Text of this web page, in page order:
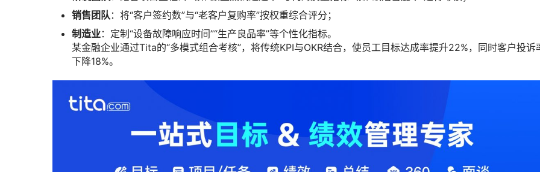
销售团队：将“客户签约数”与“老客户复购率”按权重综合评分；
制造业：定制“设备故障响应时间”“生产良品率”等个性化指标。
某金融企业通过Tita的“多模式组合考核”，将传统KPI与OKR结合，使员工目标达成率提升22%，同时客户投诉
下降18%。